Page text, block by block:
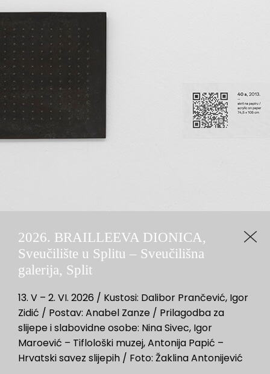
2026. BRAILLEEVA DIONICA,
Sveučilište u Splitu – Sveučilišna
galerija, Split
13. V – 2. VI. 2026 / Kustosi: Dalibor Prančević, Igor
Zidić / Postav: Anabel Zanze / Prilagodba za
slijepe i slabovidne osobe: Nina Sivec, Igor
Maroević – Tiflološki muzej, Antonija Papić –
Hrvatski savez slijepih / Foto: Žaklina Antonijević